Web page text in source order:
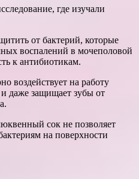
где изучали
от бактерий, которые
воспалений в мочеполовой
к антибиотикам.
воздействует на работу
даже защищает зубы от
сок не позволяет
на поверхности